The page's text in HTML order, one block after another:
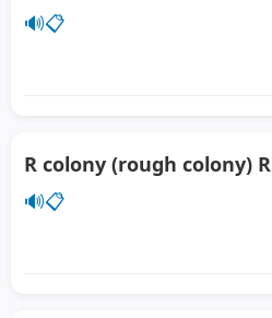
🔊📋
R colony (rough colony) R
🔊📋